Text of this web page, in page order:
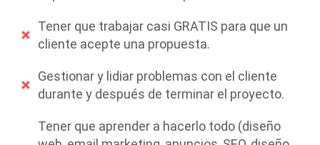
Tener que trabajar casi GRATIS para que un
cliente acepte una propuesta.
Gestionar y lidiar problemas con el cliente
durante y después de terminar el proyecto.
Tener que aprender a hacerlo todo (diseño